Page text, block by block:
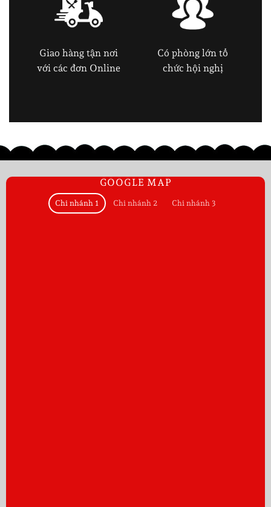
Giao hàng tận nơi
với các đơn Online
Có phòng lớn tổ
chức hội nghị
GOOGLE MAP
Chi nhánh 1 Chi nhánh 2 Chi nhánh 3